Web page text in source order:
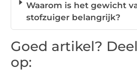
Waarom is het gewicht
stofzuiger belangrijk?
Goed artikel?
op: